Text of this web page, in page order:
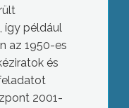
így például
az 1950-es
és
2001-